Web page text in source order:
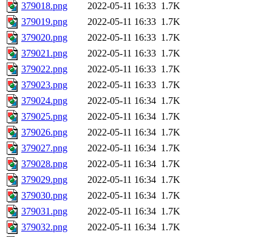
379018.png
2022-05-11 16:33 1.7K
379019.png
2022-05-11 16:33 1.7K
379020.png
2022-05-11 16:33 1.7K
379021.png
2022-05-11 16:33 1.7K
379022.png
2022-05-11 16:33 1.7K
379023.png
2022-05-11 16:33 1.7K
379024.png
2022-05-11 16:34 1.7K
379025.png
2022-05-11 16:34 1.7K
379026.png
2022-05-11 16:34 1.7K
379027.png
2022-05-11 16:34 1.7K
379028.png
2022-05-11 16:34 1.7K
379029.png
2022-05-11 16:34 1.7K
379030.png
2022-05-11 16:34 1.7K
379031.png
2022-05-11 16:34 1.7K
379032.png
2022-05-11 16:34 1.7K